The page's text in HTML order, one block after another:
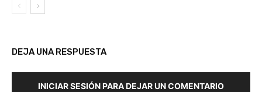
DEJA UNA RESPUESTA
INICIAR SESIÓN PARA DEJAR UN COMENTARIO